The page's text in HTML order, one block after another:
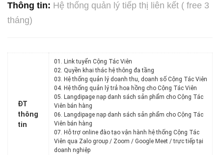
Thông tin: Hệ thống quản lý tiếp thị liên kết ( free 3
tháng)
ĐT
thông
tin
01. Link tuyển Cộng Tác Viên
02. Quyền khai thác hệ thông đa tầng
03. Hệ thống quản lý doanh thu, doanh số Cộng Tác Viên
04. Hệ thống quản lý trả hoa hồng cho Cộng Tác Viên
05. Langdipage nạp danh sách sản phẩm cho Cộng Tác
Viên bán hàng
06. Langdipage nạp danh sách sản phẩm cho Cộng Tác
Viên bán hàng
07. Hỗ trợ online đào tạo vận hành hệ thống Cộng Tác
Viên qua Zalo group / Zoom / Google Meet / trực tiếp tại
doanh nghiệp